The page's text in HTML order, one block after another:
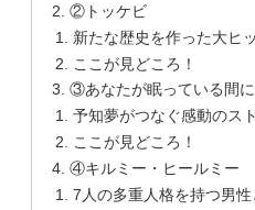
②トッケビ
新たな歴史を作った大ヒ
ここが見どころ！
③あなたが眠っている間に
予知夢がつなぐ感動のス
ここが見どころ！
④キルミー・ヒールミー
7人の多重人格を持つ男